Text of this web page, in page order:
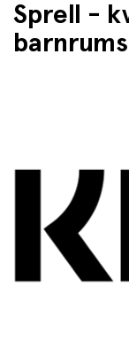
Sprell -